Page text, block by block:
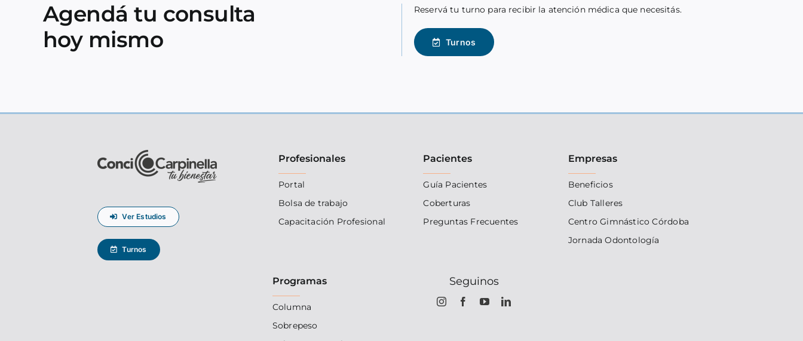
Agendá tu consulta
hoy mismo
Reservá tu turno para recibir la atención médica que necesitás.
Turnos
Ver Estudios
Turnos
Profesionales
Portal
Bolsa de trabajo
Capacitación Profesional
Pacientes
Guía Pacientes
Coberturas
Preguntas Frecuentes
Empresas
Beneficios
Club Talleres
Centro Gimnástico Córdoba
Jornada Odontología
Programas
Columna
Sobrepeso
Seguinos